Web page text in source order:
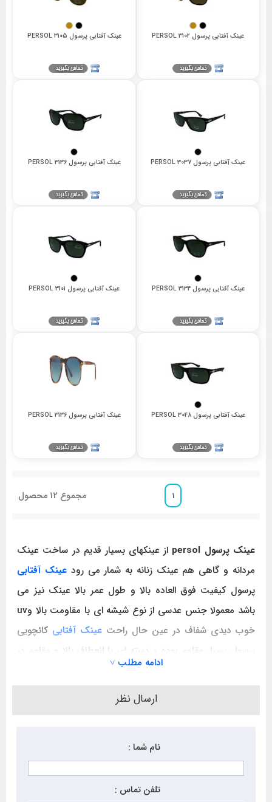
عینک آفتابی پرسول 3102 PERSOL عینک آفتابی پرسول 3105 PERSOL
عینک آفتابی پرسول 3037 PERSOL عینک آفتابی پرسول 3136 PERSOL
عینک آفتابی پرسول 3134 PERSOL عینک آفتابی پرسول 3101 PERSOL
عینک آفتابی پرسول 3048 PERSOL عینک آفتابی پرسول 3136 PERSOL
1 مجموع 12 محصول
عینک پرسول persol
از عینکهای بسیار قدیم در ساخت عینک
مردانه و گاهی هم عینک زنانه به شمار می رودعینک آفتابی
پرسول کیفیت فوق العاده بالا و طول عمر بالا عینک نیز می
باشد معمولا جنس عدسی از نوع شیشه ای با مقاومت بالا وuv
خوب دیدی شفاف در عین حال راحت عینک آفتابی کائچویی
پرسول بسیار مقاوم بوده و دسته ای با انعطاف بالا و مقاوم در
مقابل شکستگی میباشد.این برند در قدیم هم از طرفداران بالایی
ادامه مطلب ˅
ارسال نظر
نام شما :
تلفن تماس :